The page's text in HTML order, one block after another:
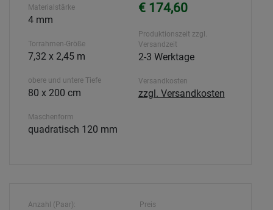
Materialstärke
4 mm
Torrahmen-Größe
7,32 x 2,45 m
obere und untere Tiefe
80 x 200 cm
Maschenform
quadratisch 120 mm
€ 174,60
Produktionszeit zzgl.
Versandzeit
2-3 Werktage
Versandkosten
zzgl. Versandkosten
Anzahl (Paar): Preis